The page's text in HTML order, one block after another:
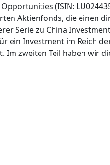
(ISIN:
Aktienfonds, die einen
Serie zu China
ein Investment im Reich
Im zweiten Teil haben wir